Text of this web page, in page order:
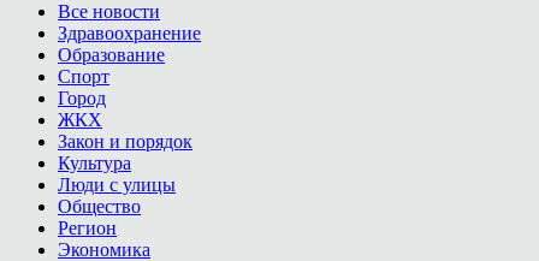
Все новости
Здравоохранение
Образование
Спорт
Город
ЖКХ
Закон и порядок
Культура
Люди с улицы
Общество
Регион
Экономика